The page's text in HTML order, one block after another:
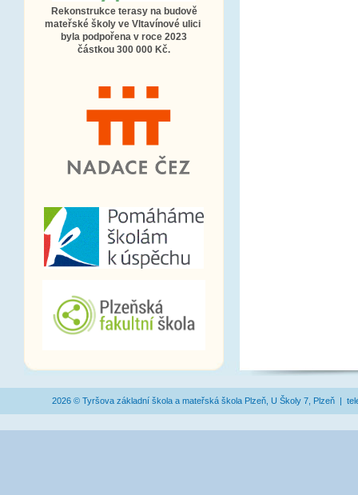
Rekonstrukce terasy na budově
mateřské školy ve Vltavínové ulici
byla podpořena v roce 2023
částkou 300 000 Kč.
2026 © Tyršova základní škola a mateřská škola Plzeň, U Školy 7, Plzeň |